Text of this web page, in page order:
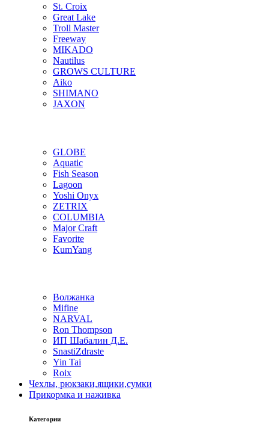
St. Croix
Great Lake
Troll Master
Freeway
MIKADO
Nautilus
GROWS CULTURE
Aiko
SHIMANO
JAXON
GLOBE
Aquatic
Fish Season
Lagoon
Yoshi Onyx
ZETRIX
COLUMBIA
Major Craft
Favorite
KumYang
Волжанка
Mifine
NARVAL
Ron Thompson
ИП Шабалин Д.Е.
SnastiZdraste
Yin Tai
Roix
Чехлы, рюкзаки,ящики,сумки
Прикормка и наживка
Категории